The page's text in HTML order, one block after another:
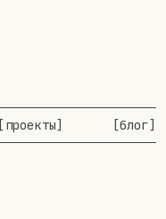
[проекты] [блог]